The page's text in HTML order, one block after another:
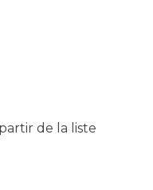
de la liste